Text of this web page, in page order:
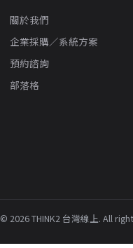
關於我們
企業採購／系統方案
預約諮詢
部落格
© 2026 THINK2 台灣線上. All